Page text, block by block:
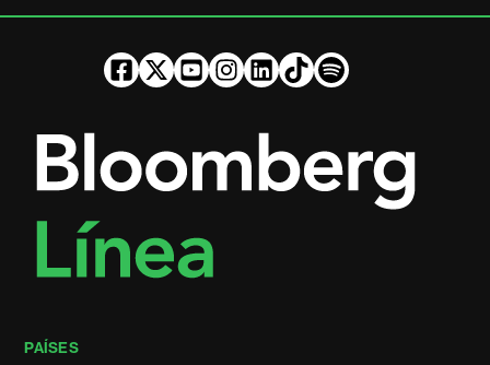
PAÍSES